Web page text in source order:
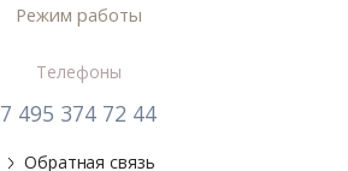
Режим работы
Телефоны
7 495 374 72 44
Обратная связь